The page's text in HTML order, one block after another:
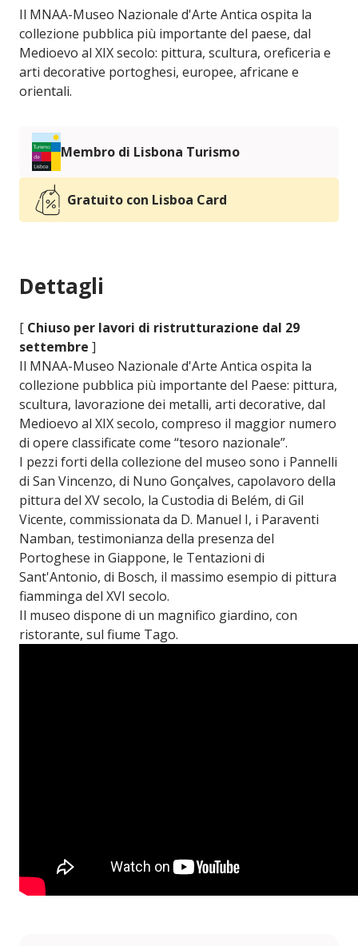
Il MNAA-Museo Nazionale d'Arte Antica ospita la
collezione pubblica più importante del paese, dal
Medioevo al XIX secolo: pittura, scultura, oreficeria e
arti decorative portoghesi, europee, africane e
orientali.
Membro di Lisbona Turismo
Gratuito con Lisboa Card
Dettagli
[ Chiuso per lavori di ristrutturazione dal 29
settembre ]
Il MNAA-Museo Nazionale d'Arte Antica ospita la
collezione pubblica più importante del Paese: pittura,
scultura, lavorazione dei metalli, arti decorative, dal
Medioevo al XIX secolo, compreso il maggior numero
di opere classificate come “tesoro nazionale”.
I pezzi forti della collezione del museo sono i Pannelli
di San Vincenzo, di Nuno Gonçalves, capolavoro della
pittura del XV secolo, la Custodia di Belém, di Gil
Vicente, commissionata da D. Manuel I, i Paraventi
Namban, testimonianza della presenza del
Portoghese in Giappone, le Tentazioni di
Sant'Antonio, di Bosch, il massimo esempio di pittura
fiamminga del XVI secolo.
Il museo dispone di un magnifico giardino, con
ristorante, sul fiume Tago.